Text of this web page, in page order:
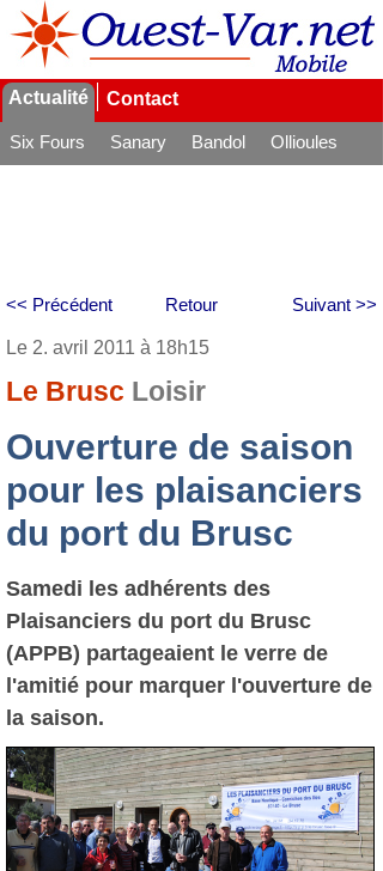
Actualité Contact
Six Fours Sanary Bandol
Ollioules
Retour
<< Précédent Suivant >>
Le 2. avril 2011 à 18h15
Le Brusc Loisir
Ouverture de saison
pour les plaisanciers
du port du Brusc
Samedi les adhérents des
Plaisanciers du port du Brusc
(APPB) partageaient le verre de
l'amitié pour marquer l'ouverture de
la saison.